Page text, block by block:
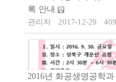
록 안내
관리자
2017-12-29 409
2016년 화공생명공학